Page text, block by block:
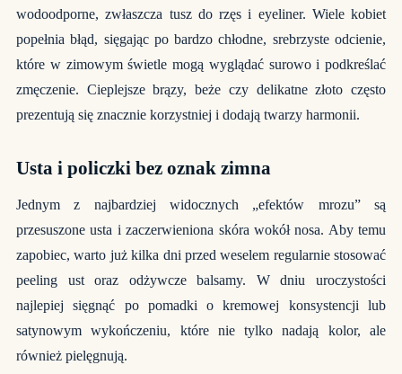
wodoodporne, zwłaszcza tusz do rzęs i eyeliner. Wiele kobiet
popełnia błąd, sięgając po bardzo chłodne, srebrzyste odcienie,
które w zimowym świetle mogą wyglądać surowo i podkreślać
zmęczenie. Cieplejsze brązy, beże czy delikatne złoto często
prezentują się znacznie korzystniej i dodają twarzy harmonii.
Usta i policzki bez oznak zimna
Jednym z najbardziej widocznych „efektów mrozu” są
przesuszone usta i zaczerwieniona skóra wokół nosa. Aby temu
zapobiec, warto już kilka dni przed weselem regularnie stosować
peeling ust oraz odżywcze balsamy. W dniu uroczystości
najlepiej sięgnąć po pomadki o kremowej konsystencji lub
satynowym wykończeniu, które nie tylko nadają kolor, ale
również pielęgnują.